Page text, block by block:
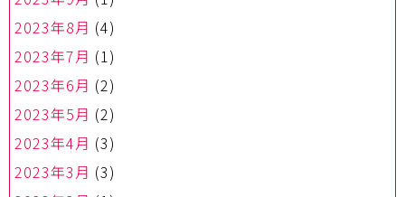
2023年8月 (4)
2023年7月 (1)
2023年6月 (2)
2023年5月 (2)
2023年4月 (3)
2023年3月 (3)